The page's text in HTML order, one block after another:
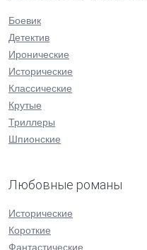
Боевик
Детектив
Иронические
Исторические
Классические
Крутые
Триллеры
Шпионские
Любовные романы
Исторические
Короткие
Фантастические